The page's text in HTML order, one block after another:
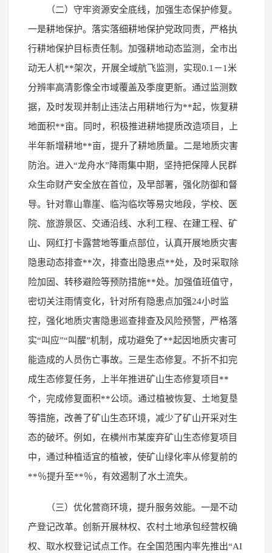
（二）守牢资源安全底线，加强生态保护修复。
一是耕地保护。落实落细耕地保护党政同责，严格执
行耕地保护目标责任制。加强耕地动态监测，全市出
动无人机**架次，开展全域航飞监测，实现0.1－1米
分辨率高清影像全市域覆盖及季度更新。通过监测数
据，及时发现并制止违法占用耕地行为**起，恢复耕
地面积**亩。同时，积极推进耕地提质改造项目，上
半年新增耕地**亩，提升了耕地质量。二是地质灾害
防治。进入“龙舟水”降雨集中期，坚持把保障人民群
众生命财产安全放在首位，及早部署，强化防御和督
导。针对靠山靠崖、临沟临坎等易灾地段，学校、医
院、旅游景区、交通沿线、水利工程、在建工程、矿
山、网红打卡露营地等重点部位，认真开展地质灾害
隐患动态排查**次，排查出隐患点**处，及时采取除
险加固、转移避险等预防措施**处。加强值班值守，
密切关注雨情变化，针对所有隐患点加强24小时监
控，强化地质灾害隐患巡查排查及风险预警，严格落
实“叫应”“叫醒”机制，成功避免了**起因地质灾害可
能造成的人员伤亡事故。三是生态修复。不折不扣完
成生态修复任务，上半年推进矿山生态修复项目**
个，完成修复面积**公顷。通过植被恢复、土地复垦
等措施，改善了矿山生态环境，减少了矿山开采对生
态的破坏。例如，在横州市某废弃矿山生态修复项目
中，通过种植适宜的植被，使矿山绿化率从修复前的
**％提升至**％，有效遏制了水土流失。
（三）优化营商环境，提升服务效能。一是不动
产登记改革。创新开展林权、农村土地承包经营权确
权、取水权登记试点工作。在全国范围内率先推出“AI